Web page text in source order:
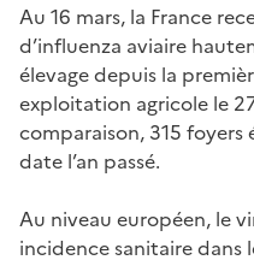
Au 16 mars, la France
d’influenza aviaire
élevage depuis la
exploitation agricole le
comparaison, 315 foyers
date l’an passé.
Au niveau européen, le
incidence sanitaire dans